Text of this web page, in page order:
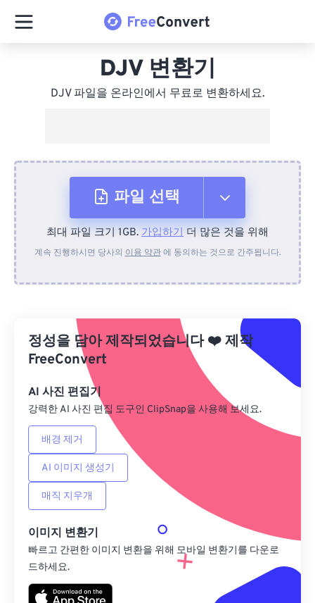
DJV 변환기
DJV 파일을 온라인에서 무료로 변환하세요.
파일 선택
장치에서
Google 드라이브에서
URL에서
최대 파일 크기 1GB. 가입하기 더 많은 것을 위해
계속 진행하시면 당사의 이용 약관에 동의하는 것으로 간주됩니다.
정성을 담아 제작되었습니다❤️제작
FreeConvert
AI 사진 편집기
강력한 AI 사진 편집 도구인 ClipSnap을 사용해 보세요.
배경 제거
AI 이미지 생성기
매직 지우개
이미지 변환기
빠르고 간편한 이미지 변환을 위해 모바일 변환기를 다운로
드하세요.